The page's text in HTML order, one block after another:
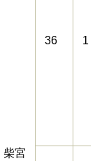
柴宮
36 1